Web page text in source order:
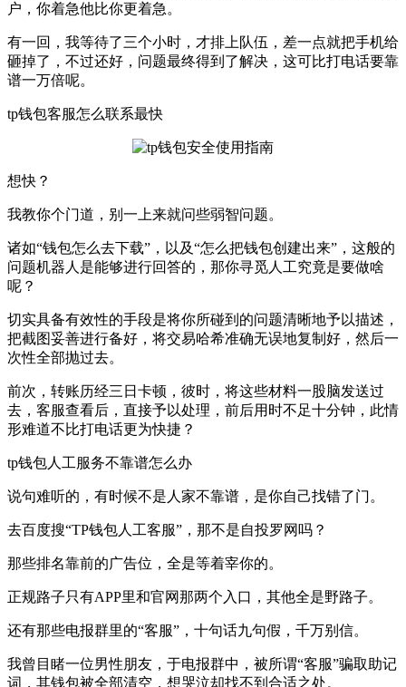
户，你着急他比你更着急。
有一回，我等待了三个小时，才排上队伍，差一点就把手机给
砸掉了，不过还好，问题最终得到了解决，这可比打电话要靠
谱一万倍呢。
tp钱包客服怎么联系最快
想快？
我教你个门道，别一上来就问些弱智问题。
诸如“钱包怎么去下载”，以及“怎么把钱包创建出来”，这般的
问题机器人是能够进行回答的，那你寻觅人工究竟是要做啥
呢？
切实具备有效性的手段是将你所碰到的问题清晰地予以描述，
把截图妥善进行备好，将交易哈希准确无误地复制好，然后一
次性全部抛过去。
前次，转账历经三日卡顿，彼时，将这些材料一股脑发送过
去，客服查看后，直接予以处理，前后用时不足十分钟，此情
形难道不比打电话更为快捷？
tp钱包人工服务不靠谱怎么办
说句难听的，有时候不是人家不靠谱，是你自己找错了门。
去百度搜“TP钱包人工客服”，那不是自投罗网吗？
那些排名靠前的广告位，全是等着宰你的。
正规路子只有APP里和官网那两个入口，其他全是野路子。
还有那些电报群里的“客服”，十句话九句假，千万别信。
我曾目睹一位男性朋友，于电报群中，被所谓“客服”骗取助记
词，其钱包被全部清空，想哭泣却找不到合适之处。